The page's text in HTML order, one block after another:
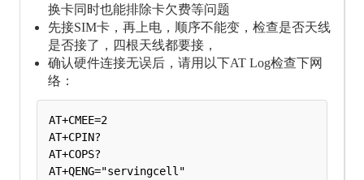
换卡同时也能排除卡欠费等问题
先接SIM卡，再上电，顺序不能变，检查是否天线
是否接了，四根天线都要接，
确认硬件连接无误后，请用以下AT Log检查下网
络：
AT+CMEE=2
AT+CPIN?
AT+COPS?
AT+QENG="servingcell"